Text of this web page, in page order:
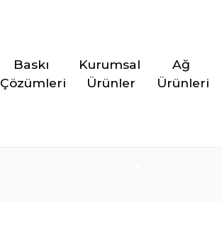
Baskı
Çözümleri
Kurumsal
Ürünler
Ağ
Ürünleri